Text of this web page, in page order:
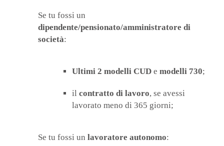
Se tu fossi un
dipendente/pensionato/amministratore di
società:
Ultimi 2 modelli CUD e modelli 730;
il contratto di lavoro, se avessi
lavorato meno di 365 giorni;
Se tu fossi un lavoratore autonomo: